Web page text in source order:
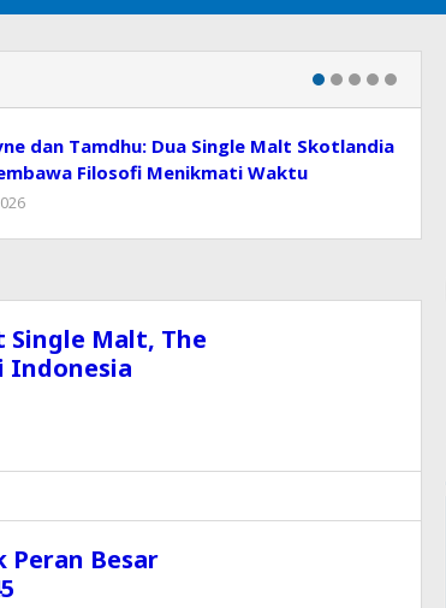
dan Tamdhu: Dua Single Malt Skotlandia
Filosofi Menikmati Waktu
Single Malt, The
Indonesia
Peran Besar